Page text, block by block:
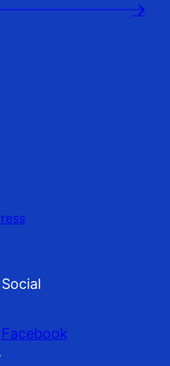
→
Social
Facebook